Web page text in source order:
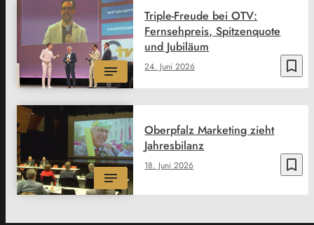
bookmark_border
24. Juni 2026
Triple-Freude bei OTV:
Fernsehpreis, Spitzenquote
und Jubiläum
bookmark_border
18. Juni 2026
Oberpfalz Marketing zieht
Jahresbilanz